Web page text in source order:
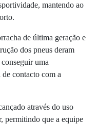
mantendo ao
de última geração e
dos pneus deram
uma
contacto com a
através do uso
permitindo que a equipe